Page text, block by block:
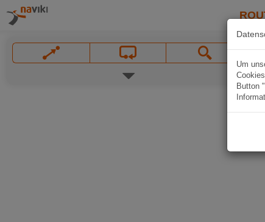
Um
Button